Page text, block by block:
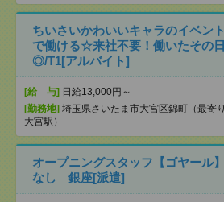
ちいさいかわいいキャラのイベン
で働ける☆来社不要！働いたその
◎/T1[アルバイト]
[給 与] 日給13,000円～
[勤務地] 埼玉県さいたま市大宮区錦町（最寄
大宮駅）
オープニングスタッフ【ゴヤール
なし 銀座[派遣]